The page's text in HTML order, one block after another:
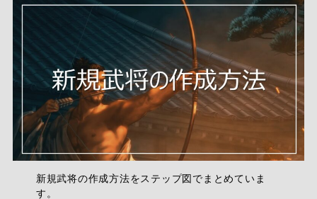
新規武将の作成方法をステップ図でまとめていま
す。